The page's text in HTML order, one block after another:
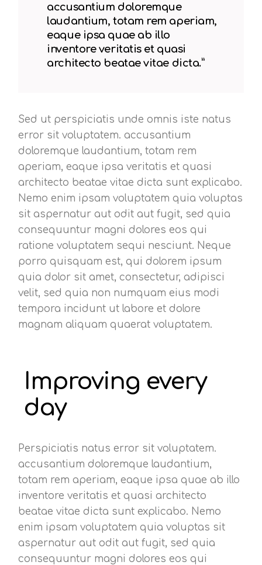
accusantium doloremque
laudantium, totam rem aperiam,
eaque ipsa quae ab illo
inventore veritatis et quasi
architecto beatae vitae dicta.”
Sed ut perspiciatis unde omnis iste natus
error sit voluptatem. accusantium
doloremque laudantium, totam rem
aperiam, eaque ipsa veritatis et quasi
architecto beatae vitae dicta sunt explicabo.
Nemo enim ipsam voluptatem quia voluptas
sit aspernatur aut odit aut fugit, sed quia
consequuntur magni dolores eos qui
ratione voluptatem sequi nesciunt. Neque
porro quisquam est, qui dolorem ipsum
quia dolor sit amet, consectetur, adipisci
velit, sed quia non numquam eius modi
tempora incidunt ut labore et dolore
magnam aliquam quaerat voluptatem.
Improving every
day
Perspiciatis natus error sit voluptatem.
accusantium doloremque laudantium,
totam rem aperiam, eaque ipsa quae ab illo
inventore veritatis et quasi architecto
beatae vitae dicta sunt explicabo. Nemo
enim ipsam voluptatem quia voluptas sit
aspernatur aut odit aut fugit, sed quia
consequuntur magni dolores eos qui